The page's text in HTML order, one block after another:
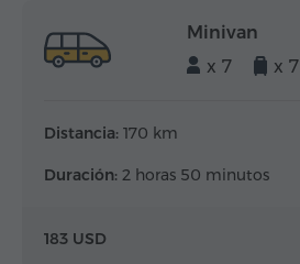
Minivan
x 7
x 7
Distancia: 170 km
Duración: 2 horas 50 minutos
183 USD